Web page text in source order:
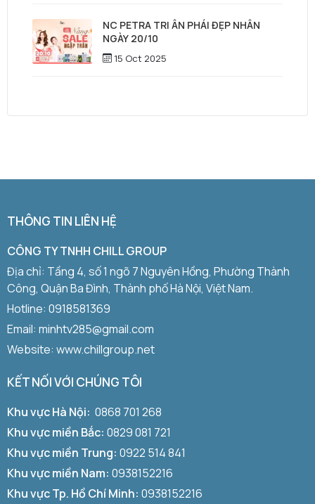
NC PETRA TRI ÂN PHÁI ĐẸP NHÂN
NGÀY 20/10
15 Oct 2025
THÔNG TIN LIÊN HỆ
CÔNG TY TNHH CHILL GROUP
Địa chỉ: Tầng 4, số 1 ngõ 7 Nguyên Hồng, Phường Thành
Công, Quận Ba Đình, Thành phố Hà Nội, Việt Nam.
Hotline: 0918581369
Email: minhtv285@gmail.com
Website: www.chillgroup.net
KẾT NỐI VỚI CHÚNG TÔI
Khu vực Hà Nội: 0868 701 268
Khu vực miền Bắc: 0829 081 721
Khu vực miền Trung: 0922 514 841
Khu vực miền Nam: 0938152216
Khu vực Tp. Hồ Chí Minh: 0938152216